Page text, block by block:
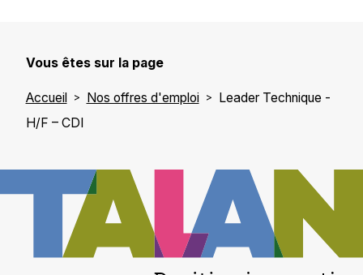
Vous êtes sur la page
Accueil Nos offres d'emploi
Leader Technique -
H/F – CDI